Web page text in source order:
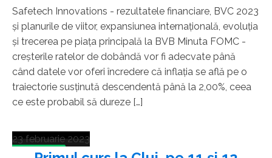
Safetech Innovations - rezultatele financiare, BVC 2023
și planurile de viitor, expansiunea internațională, evoluția
și trecerea pe piața principală la BVB Minuta FOMC -
creșterile ratelor de dobândă vor fi adecvate până
când datele vor oferi încredere că inflația se află pe o
traiectorie susținută descendentă până la 2,00%, ceea
ce este probabil să dureze […]
23 februarie 2023